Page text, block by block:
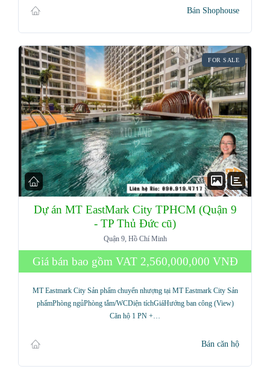
Bán Shophouse
FOR SALE
Dự án MT EastMark City TPHCM (Quận 9
- TP Thủ Đức cũ)
Quận 9, Hồ Chí Minh
Giá bán bao gồm VAT 2,560,000,000 VNĐ
MT Eastmark City Sản phẩm chuyển nhượng tại MT Eastmark City Sản
phẩmPhòng ngủPhòng tắm/WCDiện tíchGiáHướng ban công (View)
Căn hộ 1 PN +…
Bán căn hộ